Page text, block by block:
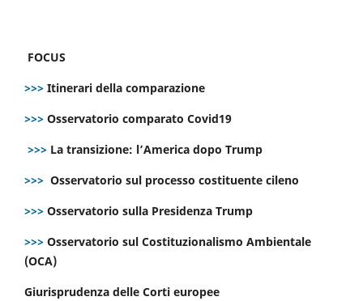
FOCUS
>>> Itinerari della comparazione
>>> Osservatorio comparato Covid19
>>> La transizione: l’America dopo Trump
>>> Osservatorio sul processo costituente cileno
>>> Osservatorio sulla Presidenza Trump
>>> Osservatorio sul Costituzionalismo Ambientale
(OCA)
Giurisprudenza delle Corti europee